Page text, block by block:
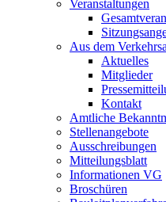
Veranstaltungen
Aus dem
Aktuelles
Mitglieder
Kontakt
Amtliche
Stellenangebote
Ausschreibungen
Mitteilungsblatt
Informationen VG
Broschüren